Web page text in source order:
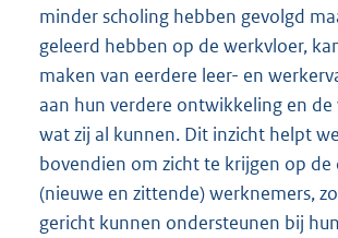
minder scholing hebben gevolgd
geleerd hebben op de werkvloer,
maken van eerdere leer- en
aan hun verdere ontwikkeling en de
wat zij al kunnen. Dit inzicht helpt
bovendien om zicht te krijgen op de
(nieuwe en zittende) werknemers,
gericht kunnen ondersteunen bij hun